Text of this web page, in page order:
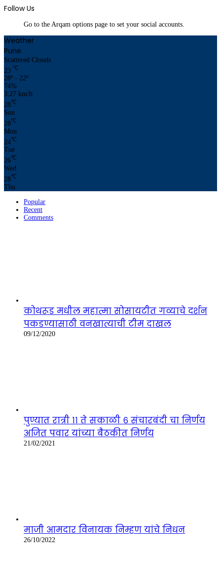
Follow Us
Go to the Arqam options page to set your social accounts.
Weather
Pune
Scattered Clouds
23 ℃
28º - 22º
74%
3.27 km/h
28℃
Sun
28℃
Mon
24℃
Tue
26℃
Wed
28℃
Thu
Popular
Recent
Comments
कोथरूड मधील महात्मा सोसायटीत गव्याचे दर्शन
पकडण्यासाठी वनखात्याची टीम दाखल
09/12/2020
पुण्यात रात्री ११ ते सकाळी ६ संचारबंदी चा निर्णय
अजित पवार यांच्या बैठकीत निर्णय
21/02/2021
माजी आमदार विनायक निम्हण यांचे निधन
26/10/2022